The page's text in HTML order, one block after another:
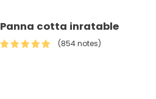
Panna cotta inratable
(854 notes)